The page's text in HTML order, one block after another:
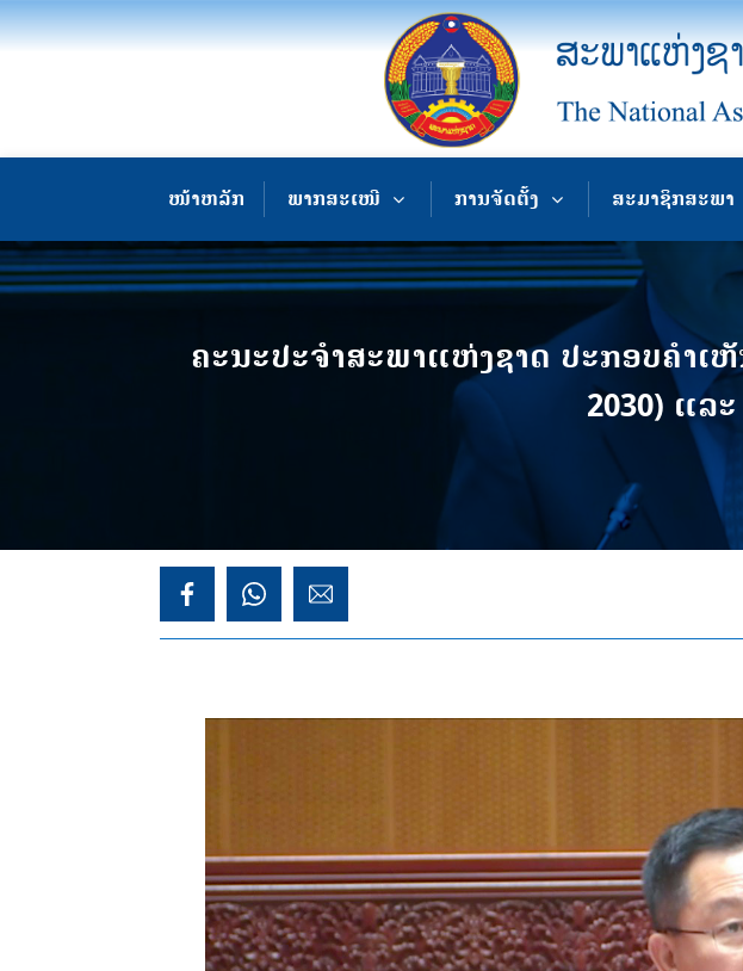
ໜ້າຫລັກ ພາກສະເໜີ ການຈັດຕັ້ງ ສະມາຊິກສະພາ
ຄະນະປະຈໍາສະພາແຫ່ງຊາດ ປະກອບຄໍາເ
2030) ແລ